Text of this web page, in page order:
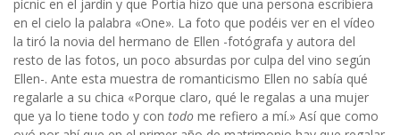
pícnic en el jardín y que Portia hizo que una persona escribiera
en el cielo la palabra «One». La foto que podéis ver en el vídeo
la tiró la novia del hermano de Ellen -fotógrafa y autora del
resto de las fotos, un poco absurdas por culpa del vino según
Ellen-. Ante esta muestra de romanticismo Ellen no sabía qué
regalarle a su chica «Porque claro, qué le regalas a una mujer
que ya lo tiene todo y con todo me refiero a mí.» Así que como